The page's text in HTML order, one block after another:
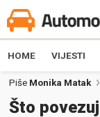
HOME VIJESTI
Piše Monika Matak
Što